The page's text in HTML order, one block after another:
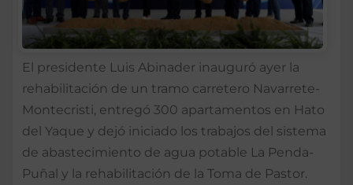
El presidente Luis Abinader inauguró ayer la
rehabilitación de un tramo carretero Navarrete-
Montecristi, entregó 300 apartamentos en Hato
del Yaque y dejó iniciado los trabajos del sistema
de abastecimiento de agua potable La Penda-
Puñal y la rehabilitación de la Toma de Pastor.